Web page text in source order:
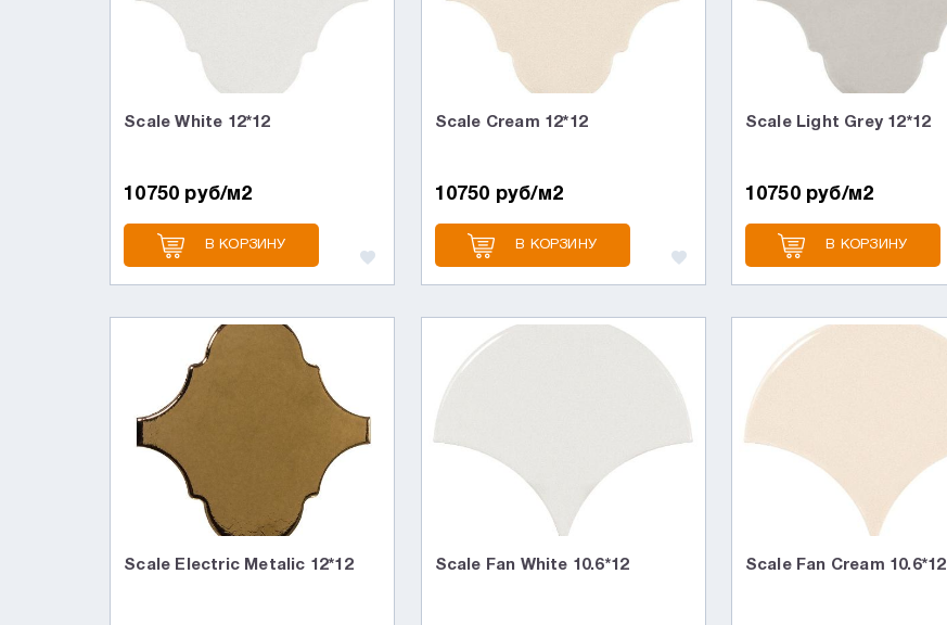
Scale White 12*12
10750 руб/м2
В КОРЗИНУ
Scale Cream 12*12
10750 руб/м2
В КОРЗИНУ
Scale Light Grey 12*12
10750 руб/м2
В КОРЗИНУ
Scale Electric Metalic 12*12 Scale Fan White 10.6*12 Scale Fan Cream 10.6*12